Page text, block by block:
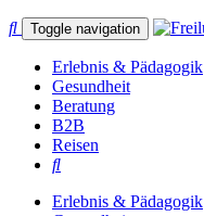
Toggle navigation
Erlebnis & Pädagogik
Gesundheit
Beratung
B2B
Reisen
Erlebnis & Pädagogik